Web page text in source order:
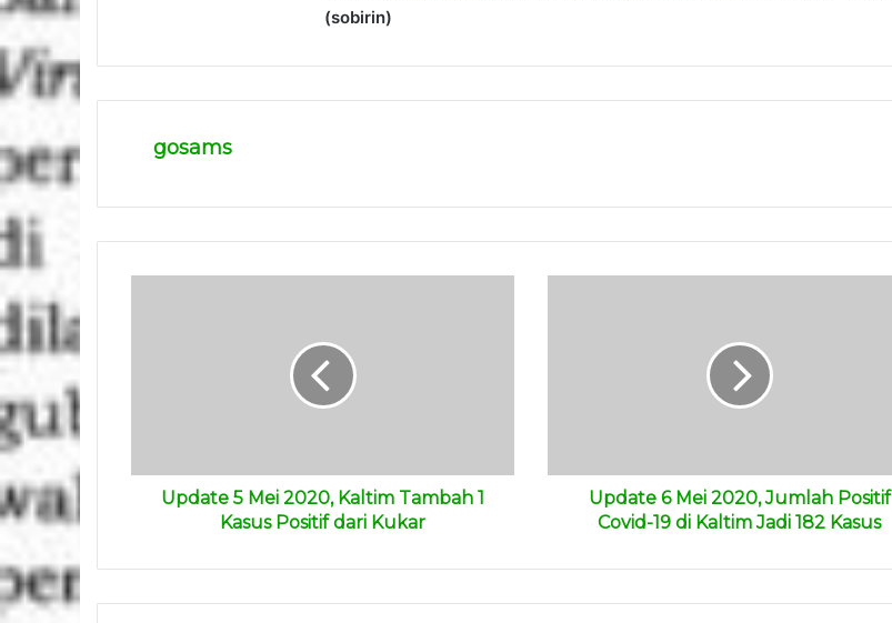
(sobirin)
gosams
Update 5 Mei 2020, Kaltim Tambah 1
Kasus Positif dari Kukar
Update 6 Mei 2020, Jumlah Positif
Covid-19 di Kaltim Jadi 182 Kasus